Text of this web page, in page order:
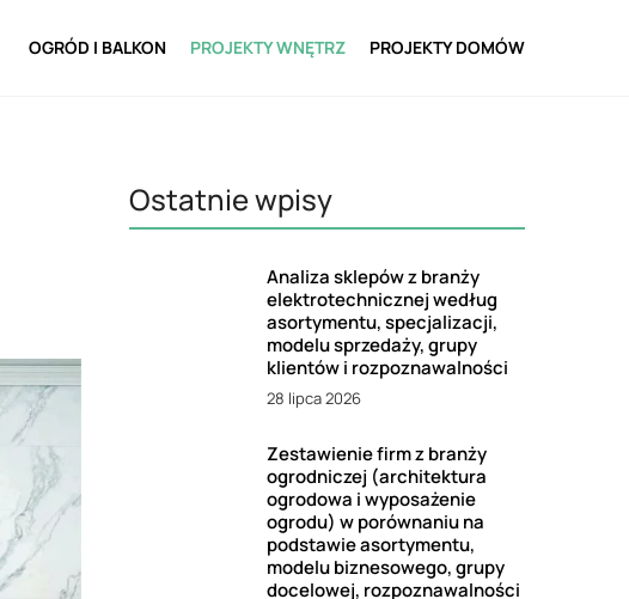
OGRÓD I BALKON PROJEKTY WNĘTRZ PROJEKTY DOMÓW
Ostatnie wpisy
Analiza sklepów z branży
elektrotechnicznej według
asortymentu, specjalizacji,
modelu sprzedaży, grupy
klientów i rozpoznawalności
28 lipca 2026
Zestawienie firm z branży
ogrodniczej (architektura
ogrodowa i wyposażenie
ogrodu) w porównaniu na
podstawie asortymentu,
modelu biznesowego, grupy
docelowej, rozpoznawalności